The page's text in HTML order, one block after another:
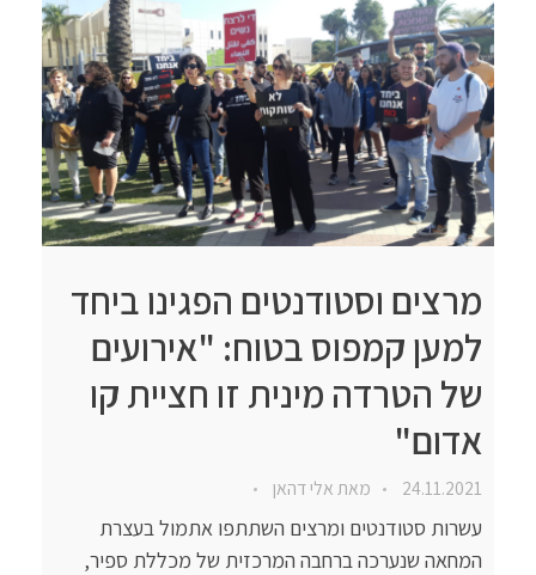
מרצים וסטודנטים הפגינו ביחד
למען קמפוס בטוח: "אירועים
של הטרדה מינית זו חציית קו
אדום"
24.11.2021 מאתאלי דהאן
עשרות סטודנטים ומרצים השתתפו אתמול בעצרת
המחאה שנערכה ברחבה המרכזית של מכללת ספיר,